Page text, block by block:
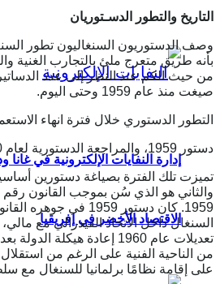
إدارة النفايات الإلكترونية في
الاقتصاد الأخضر في إفريقيا
التاريخ والتطور الدسـتوريان
وصف الدستوريون السنغاليون تطور
بأنه طريق متعرج ملئ بالتجارب الغنية
من حيث الكم عند النظر إلى عدد
صيغت منذ عام 1959 وحتى اليوم.
التطور الدستوري خلال فترة انهاء
دستور 1959، والمراجعة الدستورية لعام 1960
1959. كان دستور 1959 في
السنغال داخل الاتحاد الفيدرالي مع
تعديلات عام 1960 إعادة هيكلة
من الناحية الفنية على الرغم من
على إقامة نظامًا برلمانيا للسنغال مع